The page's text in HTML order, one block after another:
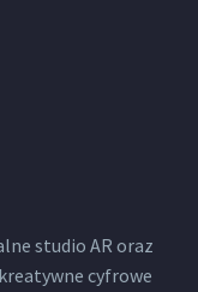
studio AR oraz
cyfrowe